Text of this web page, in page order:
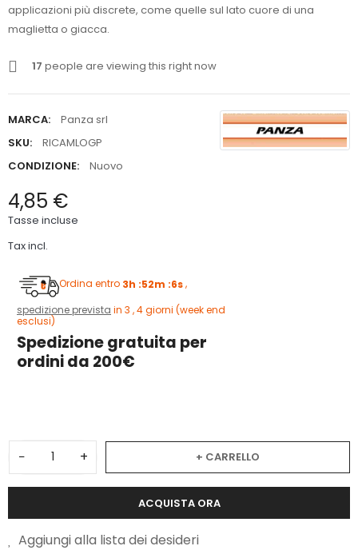
applicazioni più discrete, come quelle sul lato cuore di una
maglietta o giacca.
17 people are viewing this right now
MARCA:
Panza srl
SKU:
RICAMLOGP
CONDIZIONE:
Nuovo
4,85 €
Tasse incluse
Tax incl.
Ordina entro 3h :52m :6s,
spedizione prevista in 3 , 4 giorni (week end
esclusi)
Spedizione gratuita per
ordini da 200€
− + + CARRELLO
ACQUISTA ORA
Aggiungi alla lista dei desideri